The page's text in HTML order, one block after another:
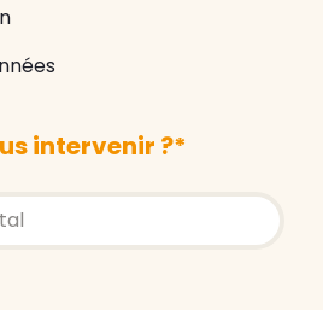
intervenir ?*
- Autocompletion